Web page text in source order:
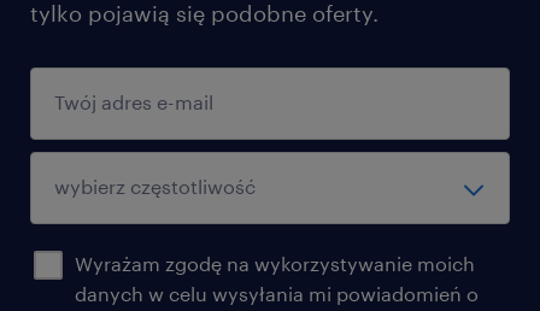
tylko pojawią się podobne oferty.
Wyrażam zgodę na wykorzystywanie moich
danych w celu wysyłania mi powiadomień o